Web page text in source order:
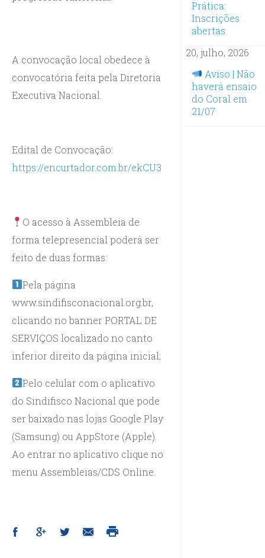
A convocação local obedece à
convocatória feita pela Diretoria
Executiva Nacional.
Edital de Convocação:
https://encurtador.com.br/ekCU3
O acesso à Assembleia de
forma telepresencial poderá ser
feito de duas formas:
Pela página
www.sindifisconacional.org.br,
clicando no banner PORTAL DE
SERVIÇOS localizado no canto
inferior direito da página inicial;
Pelo celular com o aplicativo
do Sindifisco Nacional que pode
ser baixado nas lojas Google Play
(Samsung) ou AppStore (Apple).
Ao entrar no aplicativo clique no
menu Assembleias/CDS Online.
Prática:
Inscrições
abertas
20, julho, 2026
Aviso | Não
haverá ensaio
do Coral em
21/07